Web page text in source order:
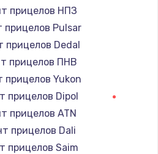
прицелов НПЗ
прицелов Pulsar
прицелов Dedal
прицелов ПНВ
прицелов Yukon
прицелов Dipol
прицелов ATN
прицелов Dali
прицелов Saim